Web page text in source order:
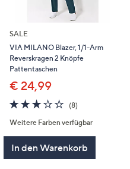
SALE
VIA MILANO Blazer, 1/1-Arm
Reverskragen 2 Knöpfe
Pattentaschen
€ 24,99
3.1
von
5
(8)8
Weitere Farben verfügbar
In den Warenkorb